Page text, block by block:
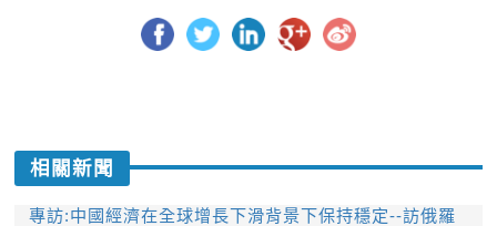
相關新聞
專訪:中國經濟在全球增長下滑背景下保持穩定--訪俄羅